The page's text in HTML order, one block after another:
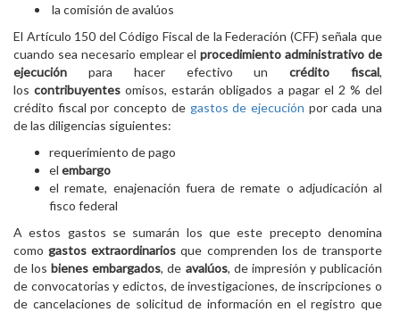
la comisión de avalúos
El Artículo 150 del Código Fiscal de la Federación (CFF) señala que
cuando sea necesario emplear elprocedimiento administrativo de
ejecución para hacer efectivo uncrédito fiscal,
loscontribuyentesomisos, estarán obligados a pagar el 2 % del
crédito fiscal por concepto de gastos de ejecución por cada una
de las diligencias siguientes:
requerimiento de pago
el embargo
el remate, enajenación fuera de remate o adjudicación al
fisco federal
A estos gastos se sumarán los que este precepto denomina
comogastos extraordinarios que comprenden los de transporte
de losbienes embargados, de avalúos, de impresión y publicación
de convocatorias y edictos, de investigaciones, de inscripciones o
de cancelaciones de solicitud de información en el registro que